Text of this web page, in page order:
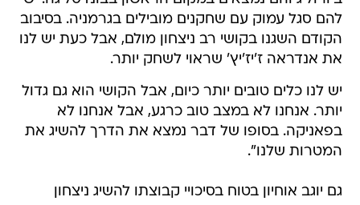
להם סגל עמוק עם שחקנים מובילים בגרמניה. בסיבוב
הקודם השגנו בקושי רב ניצחון מולם, אבל כעת יש לנו
את אנדראה ז'יז'יץ' שראוי לשחק יותר.
יש לנו כלים טובים יותר כיום, אבל הקושי הוא גם גדול
יותר. אנחנו לא במצב טוב כרגע, אבל אנחנו לא
בפאניקה. בסופו של דבר נמצא את הדרך להשיג את
המטרות שלנו".
גם יוגב אוחיון בטוח בסיכויי קבוצתו להשיג ניצחון